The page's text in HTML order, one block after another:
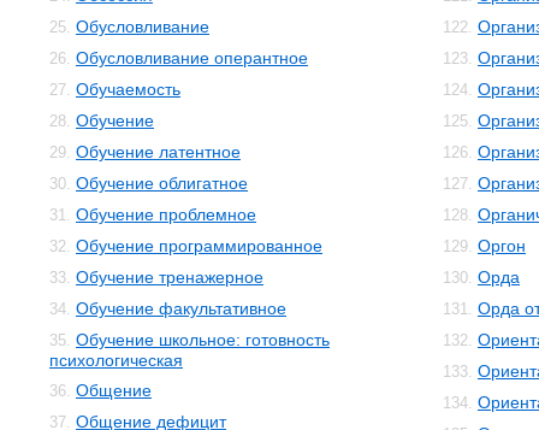
25. Обусловливание
26. Обусловливание оперантное
27. Обучаемость
28. Обучение
29. Обучение латентное
30. Обучение облигатное
31. Обучение проблемное
32. Обучение программированное
33. Обучение тренажерное
34. Обучение факультативное
35. Обучение школьное: готовность
психологическая
36. Общение
37. Общение дефицит
122.
123.
124.
125.
126.
127.
128.
129. Оргон
130. Орда
131. Орда
132.
133.
134.